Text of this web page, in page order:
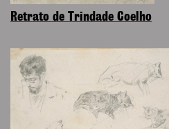
Retrato de Trindade Coelho